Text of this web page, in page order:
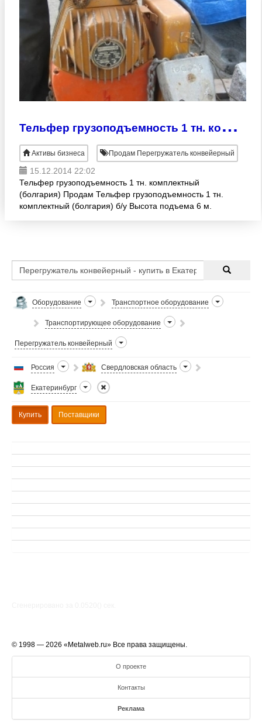
Т
ельфер грузоподъемность 1 тн. комплектный
Активы бизнеса Продам Перегружатель конвейерный
15.12.2014 22:02
Тельфер грузоподъемность 1 тн. комплектный
(болгария) Продам Тельфер грузоподъемность 1 тн.
комплектный (болгария) б/у Высота подъема 6 м.
Оборудование Транспортное оборудование
Транспортирующее оборудование
Перегружатель конвейерный
Россия Свердловская область
Екатеринбург
Купить Поставщики
© 1998 — 2026 «Metalweb.ru» Все права защищены.
О проекте
Контакты
Реклама